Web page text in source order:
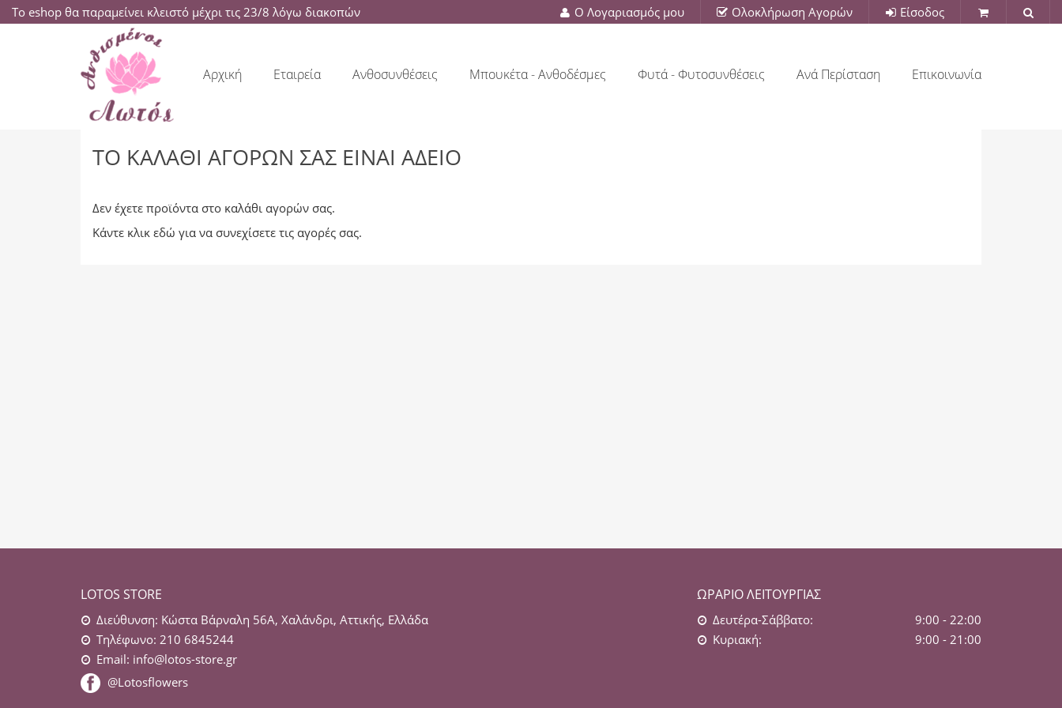
Το eshop θα παραμείνει κλειστό μέχρι τις 23/8 λόγω διακοπών Ο Λογαριασμός μου Ολοκλήρωση Αγορών Είσοδος
Αρχική Εταιρεία Ανθοσυνθέσεις Μπουκέτα - Ανθοδέσμες Φυτά - Φυτοσυνθέσεις Ανά Περίσταση Επικοινωνία
ΤΟ ΚΑΛΆΘΙ ΑΓΟΡΏΝ ΣΑΣ ΕΊΝΑΙ ΆΔΕΙΟ
Δεν έχετε προϊόντα στο καλάθι αγορών σας.
Κάντε κλικ εδώ για να συνεχίσετε τις αγορές σας.
LOTOS STORE
Διεύθυνση: Κώστα Βάρναλη 56Α, Χαλάνδρι, Αττικής, Ελλάδα
Τηλέφωνο: 210 6845244
Email: info@lotos-store.gr
@Lotosflowers
ΩΡΆΡΙΟ ΛΕΙΤΟΥΡΓΊΑΣ
Δευτέρα-Σάββατο:
9:00 - 22:00
Κυριακή:
9:00 - 21:00